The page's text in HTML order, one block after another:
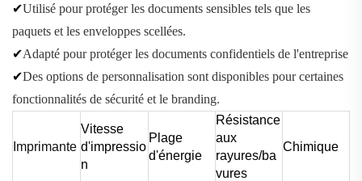
✔Utilisé pour protéger les documents sensibles tels que les
paquets et les enveloppes scellées.
✔Adapté pour protéger les documents confidentiels de l'entreprise
✔Des options de personnalisation sont disponibles pour certaines
fonctionnalités de sécurité et le branding.
Imprimante
Vitesse
d'impressio
n
Plage
d'énergie
Résistance
aux
rayures/ba
vures
Chimique